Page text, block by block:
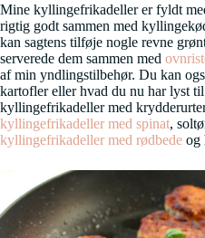
Mine kyllingefrikadeller er fyldt
rigtig godt sammen med
kan sagtens tilføje nogle revne
serverede dem sammen med
af min yndlingstilbehør. Du kan
kartofler eller hvad du nu har lyst
kyllingefrikadeller med
kyllingefrikadeller med spinat,
kyllingefrikadeller med rødbede og